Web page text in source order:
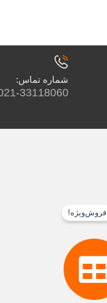
شماره تماس:
33118060
فروش‌ویژه!